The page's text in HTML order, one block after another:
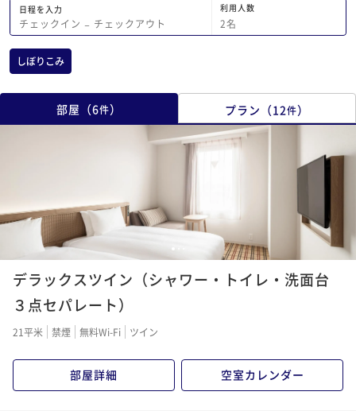
日程を入力
チェックイン − チェックアウト
利用人数
2名
しぼりこみ
部屋 （6件） プラン （12件）
1
デラックスツイン（シャワー・トイレ・洗面台
３点セパレート）
21平米 禁煙 無料Wi-Fi ツイン
部屋詳細 空室カレンダー